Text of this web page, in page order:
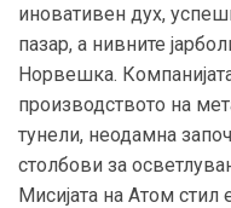
иновативен дух,
пазар, а нивните
Норвешка.
производството на
тунели, неодамна
столбови за
Мисијата на Атом стил